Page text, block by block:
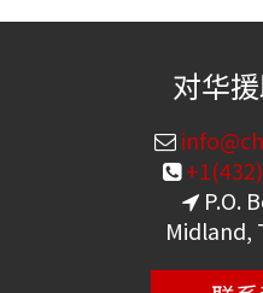
对华
P.O.
Midland,